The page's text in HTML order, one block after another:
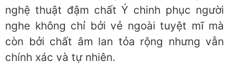
nghệ thuật đậm chất Ý chinh phục người
nghe không chỉ bởi vẻ ngoài tuyệt mĩ mà
còn bởi chất âm lan tỏa rộng nhưng vẫn
chính xác và tự nhiên.